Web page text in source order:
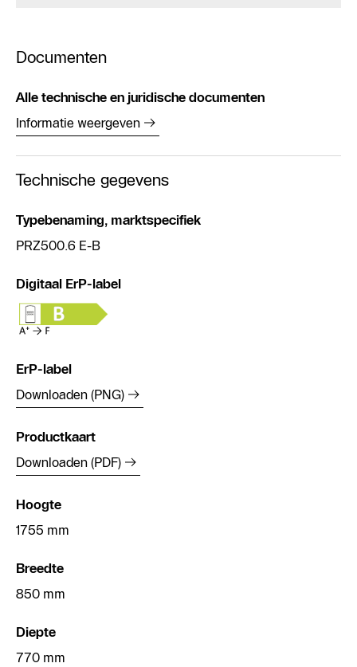
Documenten
Alle technische en juridische documenten
Informatie weergeven
Technische gegevens
Typebenaming, marktspecifiek
PRZ500.6 E-B
Digitaal ErP-label
ErP-label
Downloaden (PNG)
Productkaart
Downloaden (PDF)
Hoogte
1755 mm
Breedte
850 mm
Diepte
770 mm